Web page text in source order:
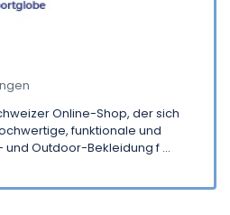
Online-Shop, der sich
funktionale und
Outdoor-Bekleidung f ...